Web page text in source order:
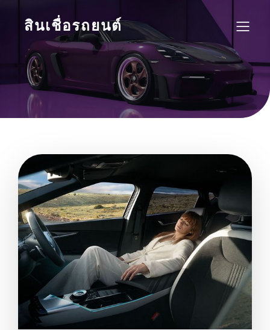
สินเชื่อรถยนต์